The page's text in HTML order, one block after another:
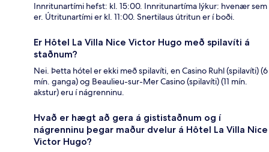
Innritunartími hefst: kl. 15:00. Innritunartíma lýkur: hvenær sem
er. Útritunartími er kl. 11:00. Snertilaus útritun er í boði.
Er Hôtel La Villa Nice Victor Hugo með spilavíti á
staðnum?
Nei. Þetta hótel er ekki með spilavíti, en Casino Ruhl (spilavíti) (6
mín. ganga) og Beaulieu-sur-Mer Casino (spilavíti) (11 mín.
akstur) eru í nágrenninu.
Hvað er hægt að gera á gististaðnum og í
nágrenninu þegar maður dvelur á Hôtel La Villa Nice
Victor Hugo?